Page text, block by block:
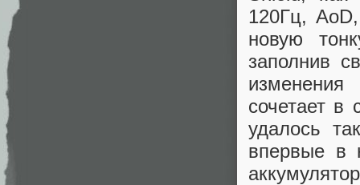
120Гц,
новую
заполнив
сочетает
удалось
впервые в